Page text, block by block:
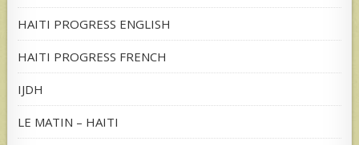
HAITI PROGRESS ENGLISH
HAITI PROGRESS FRENCH
IJDH
LE MATIN – HAITI